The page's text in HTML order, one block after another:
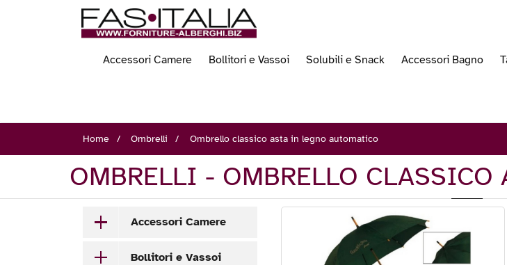
Accessori Camere Bollitori e Vassoi Solubili e Snack Accessori Bagno
Home Ombrelli Ombrello classico asta in legno automatico
OMBRELLI - OMBRELLO
Accessori Camere
Bollitori e Vassoi